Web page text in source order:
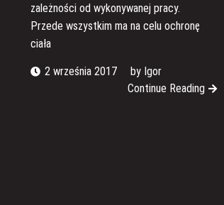
zależności od wykonywanej pracy.
Przede wszystkim ma na celu ochronę
ciała
2 września 2017 by Igor
Continue Reading